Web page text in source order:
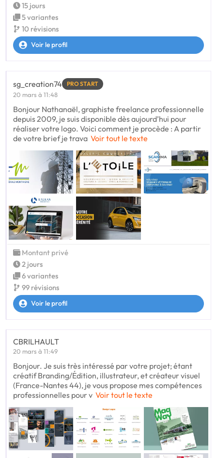
15 jours
5 variantes
10 révisions
Voir le profil
sg_creation74 PRO START
20 mars à 11:48
Bonjour Nathanaël, graphiste freelance professionnelle
depuis 2009, je suis disponible dès aujourd’hui pour
réaliser votre logo. Voici comment je procède : A partir
de votre brief je trava Voir tout le texte
Montant privé
2 jours
6 variantes
99 révisions
Voir le profil
CBRILHAULT
20 mars à 11:49
Bonjour. Je suis très intéressé par votre projet; étant
créatif Branding/Édition, illustrateur, et créateur visuel
(France-Nantes 44), je vous propose mes compétences
professionnelles pour v Voir tout le texte